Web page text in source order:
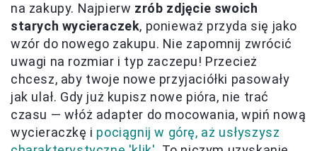
na zakupy. Najpierw zrób zdjęcie swoich
starych wycieraczek, ponieważ przyda się jako
wzór do nowego zakupu. Nie zapomnij zwrócić
uwagi na rozmiar i typ zaczepu! Przecież
chcesz, aby twoje nowe przyjaciółki pasowały
jak ulał. Gdy już kupisz nowe pióra, nie trać
czasu — włóż adapter do mocowania, wpiń nową
wycieraczkę i pociągnij w górę, aż usłyszysz